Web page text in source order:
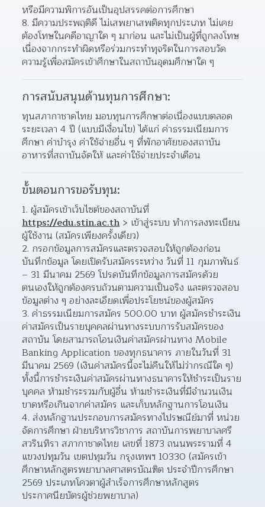
หรือมีความพิการอันเป็นอุปสรรคต่อการศึกษา
มีความประพฤติดี ไม่เสพยาเสพติดทุกประเภท ไม่เคย
ต้องโทษในคดีอาญาใด ๆ มาก่อน และไม่เป็นผู้ที่ถูกลงโทษ
เนื่องจากกระทำผิดหรือร่วมกระทำทุจริตในการสอบวัด
ความรู้เพื่อสมัครเข้าศึกษาในสถาบันอุดมศึกษาใด ๆ
การสนับสนุนด้านทุนการศึกษา:
ทุนสภากาชาดไทย มอบทุนการศึกษาต่อเนื่องแบบตลอด
ระยะเวลา 4 ปี (แบบมีเงื่อนไข) ได้แก่ ค่าธรรมเนียมการ
ศึกษา ค่าบำรุง ค่าใช้จ่ายอื่น ๆ ที่พักอาศัยของสถาบัน
อาหารที่สถาบันจัดให้ และค่าใช้จ่ายประจำเดือน
ขั้นตอนการขอรับทุน:
https://edu.stin.ac.th > เข้าสู่ระบบ ทำการลงทะเบียน
ผู้ใช้งาน (สมัครเพียงครั้งเดียว)
กรอกข้อมูลการสมัครและตรวจสอบให้ถูกต้องก่อน
บันทึกข้อมูล โดยเปิดรับสมัครระหว่าง วันที่ 11 กุมภาพันธ์
– 31 มีนาคม 2569 โปรดบันทึกข้อมูลการสมัครด้วย
ตนเองให้ถูกต้องครบถ้วนตามความเป็นจริง และตรวจสอบ
ข้อมูลต่าง ๆ อย่างละเอียดเพื่อประโยชน์ของผู้สมัคร
ค่าธรรมเนียมการสมัคร 500.00 บาท ผู้สมัครชำระเงิน
ค่าสมัครเป็นรายบุคคลผ่านทางระบบการรับสมัครของ
สถาบัน โดยสามารถโอนเงินค่าสมัครผ่านทาง Mobile
Banking Application ของทุกธนาคาร ภายในวันที่ 31
มีนาคม 2569 (เงินค่าสมัครนี้จะไม่คืนให้ไม่ว่ากรณีใด ๆ)
ทั้งนี้การชำระเงินค่าสมัครผ่านทางธนาคารให้ชำระเป็นราย
บุคคล ห้ามชำระรวมกับผู้อื่น ห้ามชำระเงินที่มีจำนวนเงิน
ขาดหรือเกินจากค่าสมัคร และเก็บหลักฐานการโอนเงิน
ส่งหลักฐานประกอบการสมัครทางไปรษณีย์มาที่ หน่วย
จัดการศึกษา ฝ่ายบริหารวิชาการ สถาบันการพยาบาลศรี
สวรินทิรา สภากาชาดไทย เลขที่ 1873 ถนนพระรามที่ 4
แขวงปทุมวัน เขตปทุมวัน กรุงเทพฯ 10330 (สมัครเข้า
ศึกษาหลักสูตรพยาบาลศาสตรบัณฑิต ประจำปีการศึกษา
2569 ประเภทโควตาผู้สำเร็จการศึกษาหลักสูตร
ประกาศนียบัตรผู้ช่วยพยาบาล)